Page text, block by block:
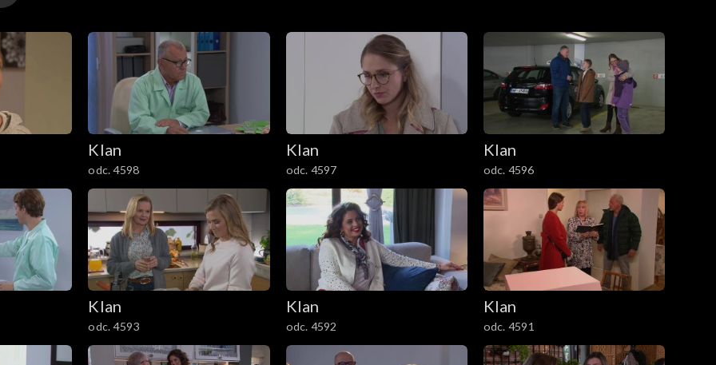
Klan
odc. 4598
Klan
odc. 4597
Klan
odc. 4596
Klan
odc. 4593
Klan
odc. 4592
Klan
odc. 4591